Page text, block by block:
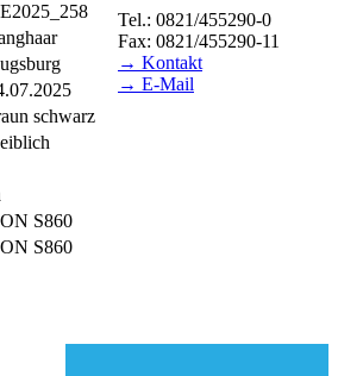
schwarz
S860
S860
Tel.: 0821/455290-0
Fax: 0821/455290-11
→ Kontakt
→ E-Mail